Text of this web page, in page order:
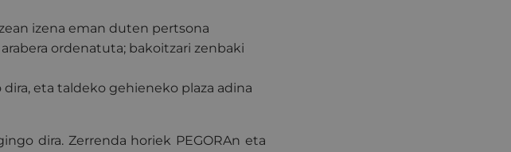
izena eman duten pertsona
ordenatuta; bakoitzari zenbaki
eta taldeko gehieneko plaza adina
dira. Zerrenda horiek PEGORAn eta